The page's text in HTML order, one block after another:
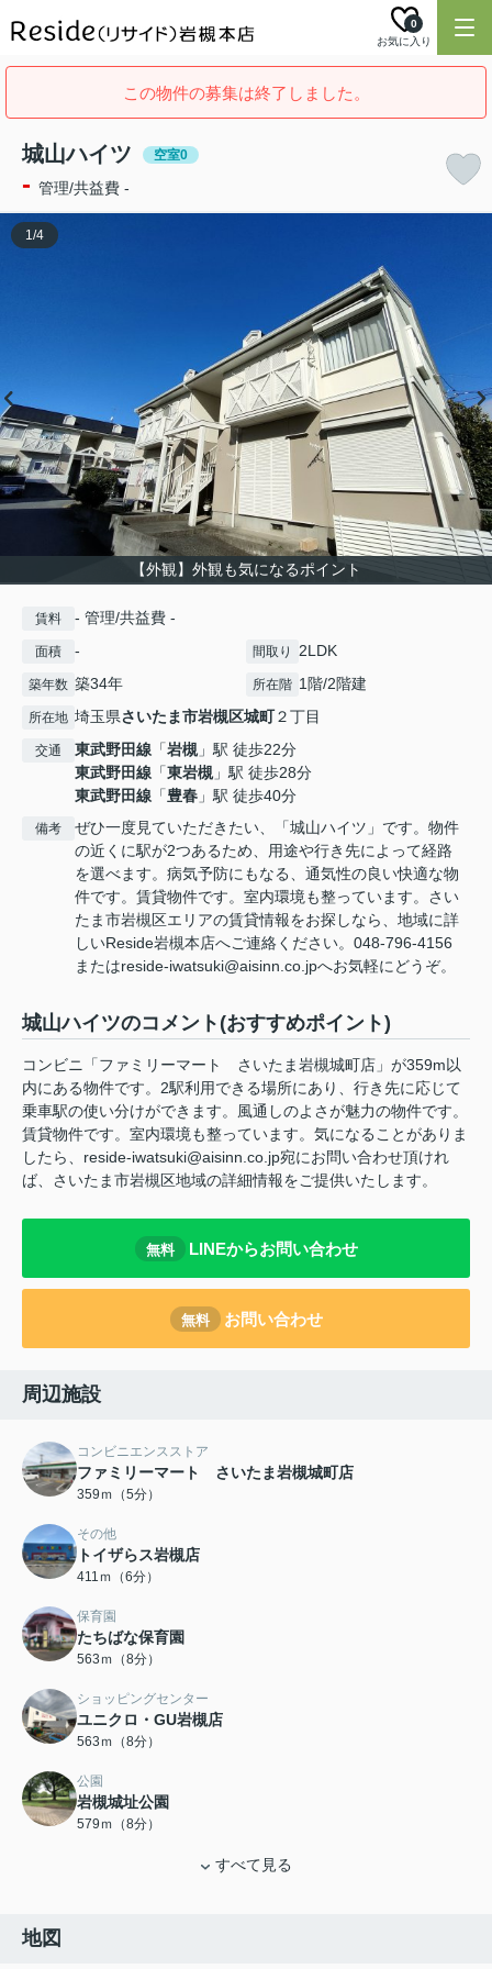
お気に入り
0
この物件の募集は終了しました。
城山ハイツ 空室0
- 管理/共益費 -
【外観】外観も気になるポイント
1/4
賃料 - 管理/共益費 -
面積 - 間取り 2LDK
築年数 築34年 所在階 1階/2階建
所在地 埼玉県さいたま市岩槻区城町２丁目
交通 東武野田線 「岩槻 」駅 徒歩22分
東武野田線 「東岩槻 」駅 徒歩28分
東武野田線 「豊春 」駅 徒歩40分
備考
ぜひ一度見ていただきたい、「城山ハイツ」です。物件
の近くに駅が2つあるため、用途や行き先によって経路
を選べます。病気予防にもなる、通気性の良い快適な物
件です。賃貸物件です。室内環境も整っています。さい
たま市岩槻区エリアの賃貸情報をお探しなら、地域に詳
しいReside岩槻本店へご連絡ください。048-796-4156
またはreside-iwatsuki@aisinn.co.jpへお気軽にどうぞ。
城山ハイツのコメント(おすすめポイント)
コンビニ「ファミリーマート さいたま岩槻城町店」が359m以
内にある物件です。2駅利用できる場所にあり、行き先に応じて
乗車駅の使い分けができます。風通しのよさが魅力の物件です。
賃貸物件です。室内環境も整っています。気になることがありま
したら、reside-iwatsuki@aisinn.co.jp宛にお問い合わせ頂けれ
ば、さいたま市岩槻区地域の詳細情報をご提供いたします。
無料 LINEからお問い合わせ
無料 お問い合わせ
周辺施設
コンビニエンスストア
ファミリーマート さいたま岩槻城町店
359ｍ（5分）
その他
トイザらス岩槻店
411ｍ（6分）
保育園
たちばな保育園
563ｍ（8分）
ショッピングセンター
ユニクロ・GU岩槻店
563ｍ（8分）
公園
岩槻城址公園
579ｍ（8分）
すべて見る
地図